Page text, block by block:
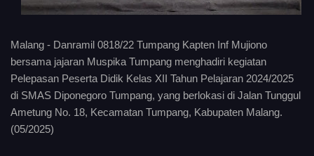
Malang - Danramil 0818/22 Tumpang Kapten Inf Mujiono
bersama jajaran Muspika Tumpang menghadiri kegiatan
Pelepasan Peserta Didik Kelas XII Tahun Pelajaran 2024/2025
di SMAS Diponegoro Tumpang, yang berlokasi di Jalan Tunggul
Ametung No. 18, Kecamatan Tumpang, Kabupaten Malang.
(05/2025)